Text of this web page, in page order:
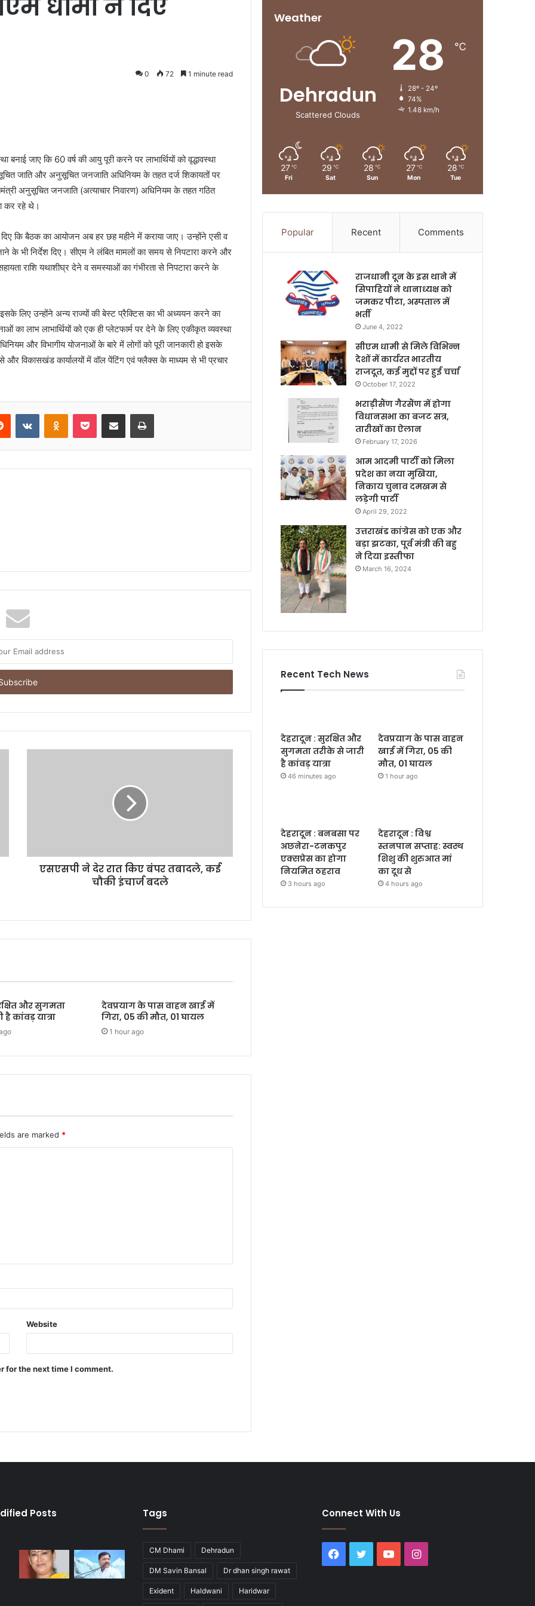
धामी ने दिए
0 72 1 minute read
बनाई जाए कि 60 वर्ष की आयु पूरी करने पर लाभार्थियों को वृद्धावस्था
जाति और अनुसूचित जनजाति अधिनियम के तहत दर्ज शिकायतों पर
अनुसूचित जनजाति (अत्याचार निवारण) अधिनियम के तहत गठित
कर रहे थे।
कि बैठक का आयोजन अब हर छह महीने में कराया जाए। उन्होंने एसी व
के भी निर्देश दिए। सीएम ने लंबित मामलों का समय से निपटारा करने और
राशि यथाशीघ्र देने व समस्याओं का गंभीरता से निपटारा करने के
लिए उन्होंने अन्य राज्यों की बेस्ट प्रैक्टिस का भी अध्ययन करने का
का लाभ लाभार्थियों को एक ही प्लेटफार्म पर देने के लिए एकीकृत व्यवस्था
और विभागीय योजनाओं के बारे में लोगों को पूरी जानकारी हो इसके
और विकासखंड कार्यालयों में वॉल पेंटिंग एवं फ्लैक्स के माध्यम से भी प्रचार
एसएसपी ने देर रात किए बंपर तबादले, कई
चौकी इंचार्ज बदले
और सुगमता
कांवड़ यात्रा
देवप्रयाग के पास वाहन खाई में
गिरा, 05 की मौत, 01 घायल
1 hour ago
are marked *
Website
for the next time I comment.
Weather
Dehradun
Scattered Clouds
28 ℃
28º - 24º
74%
1.48 km/h
27 ℃
Fri
29 ℃
Sat
28 ℃
Sun
27 ℃
Mon
28 ℃
Tue
Popular Recent Comments
राजधानी दून के इस थाने में
सिपाहियों ने थानाध्यक्ष को
जमकर पीटा, अस्पताल में
भर्ती
June 4, 2022
सीएम धामी से मिले विभिन्न
देशों में कार्यरत भारतीय
राजदूत, कई मुद्दों पर हुई चर्चा
October 17, 2022
भराड़ीसैंण गैरसैंण में होगा
विधानसभा का बजट सत्र,
तारीखों का ऐलान
February 17, 2026
आम आदमी पार्टी को मिला
प्रदेश का नया मुखिया,
निकाय चुनाव दमखम से
लड़ेगी पार्टी
April 29, 2022
उत्तराखंड कांग्रेस को एक और
बड़ा झटका, पूर्व मंत्री की बहु
ने दिया इस्तीफा
March 16, 2024
Recent Tech News
देहरादून : सुरक्षित और
सुगमता तरीके से जारी
है कांवड़ यात्रा
46 minutes ago
देवप्रयाग के पास वाहन
खाई में गिरा, 05 की
मौत, 01 घायल
1 hour ago
देहरादून : बनबसा पर
अछनेरा-टनकपुर
एक्सप्रेस का होगा
नियमित ठहराव
3 hours ago
देहरादून : विश्व
स्तनपान सप्ताह: स्वस्थ
शिशु की शुरुआत मां
का दूध से
4 hours ago
Posts Tags
CM Dhami Dehradun
DM Savin Bansal Dr dhan singh rawat
Exident Haldwani Haridwar
Connect With Us
Facebook
Twitter YouTubeInstagram